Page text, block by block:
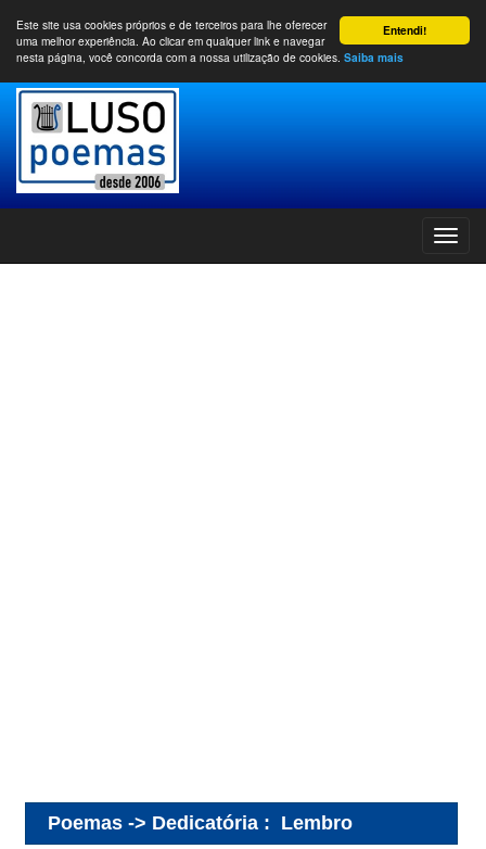
Entendi!
Este site usa cookies próprios e de terceiros para lhe oferecer
uma melhor experiência. Ao clicar em qualquer link e navegar
nesta página, você concorda com a nossa utilização de cookies. Saiba mais
Poemas -> Dedicatória : Lembro